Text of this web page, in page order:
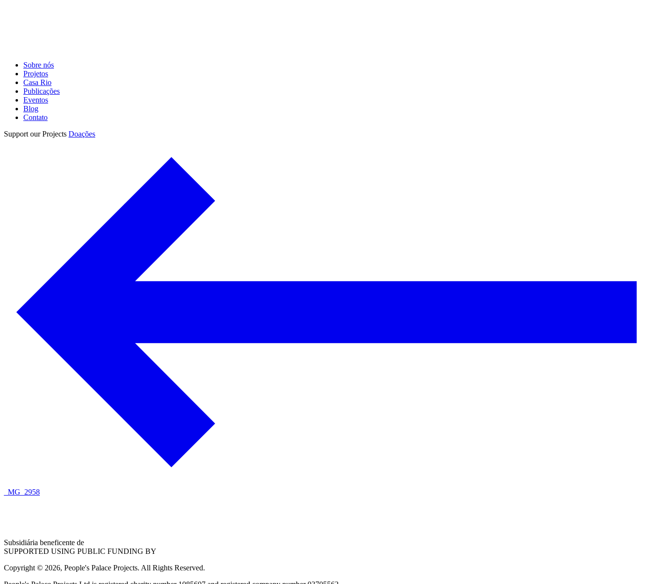
Sobre nós
Projetos
Casa Rio
Publicações
Eventos
Blog
Contato
Support our Projects Doações
_MG_2958
Subsidiária beneficente de
SUPPORTED USING PUBLIC FUNDING BY
Copyright © 2026, People's Palace Projects. All Rights Reserved.